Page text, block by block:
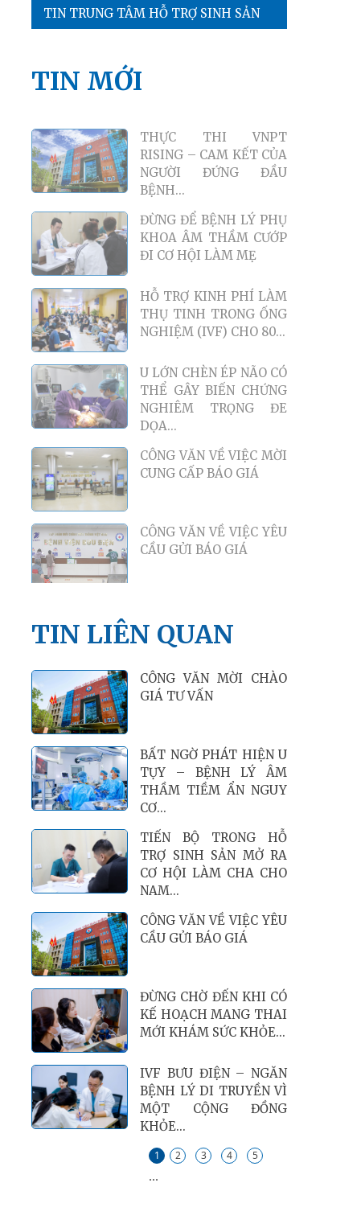
TIN TRUNG TÂM HỖ TRỢ SINH SẢN
TIN MỚI
THỰC THI VNPT
RISING – CAM KẾT CỦA
NGƯỜI ĐỨNG ĐẦU
BỆNH...
ĐỪNG ĐỂ BỆNH LÝ PHỤ
KHOA ÂM THẦM CƯỚP
ĐI CƠ HỘI LÀM MẸ
HỖ TRỢ KINH PHÍ LÀM
THỤ TINH TRONG ỐNG
NGHIỆM (IVF) CHO 80...
U LỚN CHÈN ÉP NÃO CÓ
THỂ GÂY BIẾN CHỨNG
NGHIÊM TRỌNG ĐE
DỌA...
CÔNG VĂN VỀ VIỆC MỜI
CUNG CẤP BÁO GIÁ
CÔNG VĂN VỀ VIỆC YÊU
CẦU GỬI BÁO GIÁ
TIN LIÊN QUAN
CÔNG VĂN MỜI CHÀO
GIÁ TƯ VẤN
BẤT NGỜ PHÁT HIỆN U
TỤY – BỆNH LÝ ÂM
THẦM TIỀM ẨN NGUY
CƠ...
TIẾN BỘ TRONG HỖ
TRỢ SINH SẢN MỞ RA
CƠ HỘI LÀM CHA CHO
NAM...
CÔNG VĂN VỀ VIỆC YÊU
CẦU GỬI BÁO GIÁ
ĐỪNG CHỜ ĐẾN KHI CÓ
KẾ HOẠCH MANG THAI
MỚI KHÁM SỨC KHỎE...
IVF BƯU ĐIỆN – NGĂN
BỆNH LÝ DI TRUYỀN VÌ
MỘT CỘNG ĐỒNG
KHỎE...
1 2 3 4 5
...